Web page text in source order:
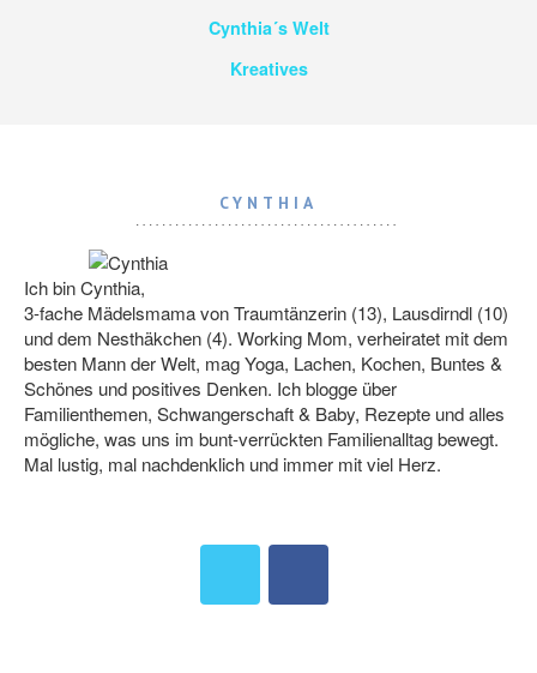
Cynthia´s Welt
Kreatives
CYNTHIA
Ich bin Cynthia,
3-fache Mädelsmama von Traumtänzerin (13), Lausdirndl (10)
und dem Nesthäkchen (4). Working Mom, verheiratet mit dem
besten Mann der Welt, mag Yoga, Lachen, Kochen, Buntes &
Schönes und positives Denken. Ich blogge über
Familienthemen, Schwangerschaft & Baby, Rezepte und alles
mögliche, was uns im bunt-verrückten Familienalltag bewegt.
Mal lustig, mal nachdenklich und immer mit viel Herz.